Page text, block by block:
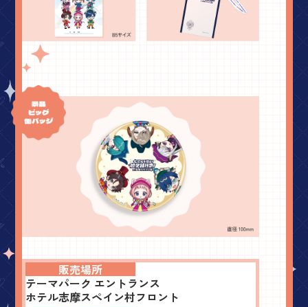
販売場所
テーマパーク エントランス
ホテル志摩スペイン村フロント